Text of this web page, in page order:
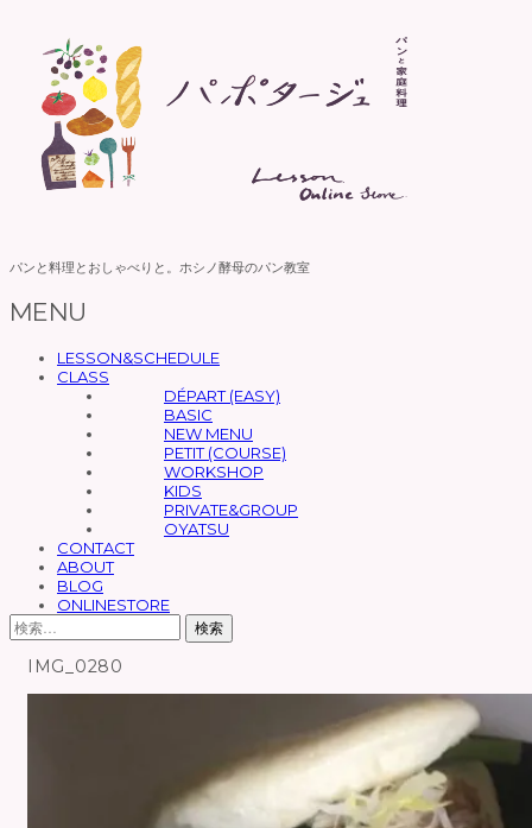
パンと料理とおしゃべりと。ホシノ酵母のパン教室
MENU
LESSON&SCHEDULE
CLASS
DÉPART (EASY)
BASIC
NEW MENU
PETIT (COURSE)
WORKSHOP
KIDS
PRIVATE&GROUP
OYATSU
CONTACT
ABOUT
BLOG
ONLINESTORE
検
索:
IMG_0280